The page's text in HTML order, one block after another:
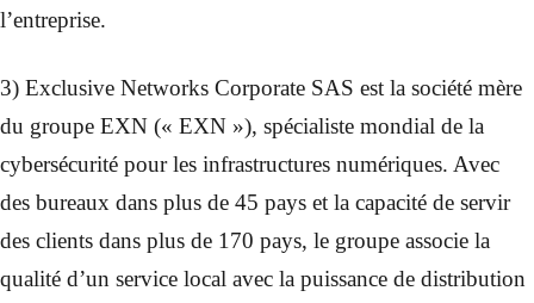
l’entreprise.
3) Exclusive Networks Corporate SAS est la société mère
du groupe EXN (« EXN »), spécialiste mondial de la
cybersécurité pour les infrastructures numériques. Avec
des bureaux dans plus de 45 pays et la capacité de servir
des clients dans plus de 170 pays, le groupe associe la
qualité d’un service local avec la puissance de distribution